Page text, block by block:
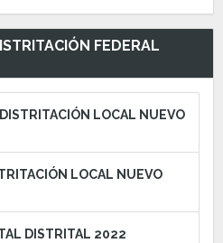
FEDERAL
LOCAL NUEVO
LOCAL NUEVO
DISTRITAL 2022